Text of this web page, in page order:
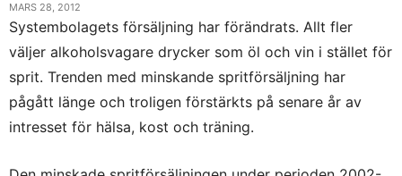
MARS 28, 2012
Systembolagets försäljning har förändrats. Allt fler
väljer alkoholsvagare drycker som öl och vin i stället för
sprit. Trenden med minskande spritförsäljning har
pågått länge och troligen förstärkts på senare år av
intresset för hälsa, kost och träning.